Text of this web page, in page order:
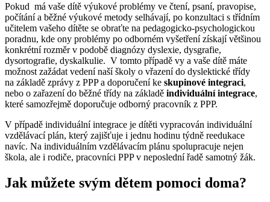
Pokud má vaše dítě výukové problémy ve čtení, psaní, pravopise,
počítání a běžné výukové metody selhávají, po konzultaci s třídním
učitelem vašeho dítěte se obraťte na pedagogicko-psychologickou
poradnu, kde ony problémy po odborném vyšetření získají většinou
konkrétní rozměr v podobě diagnózy dyslexie, dysgrafie,
dysortografie, dyskalkulie. V tomto případě vy a vaše dítě máte
možnost zažádat vedení naší školy o vřazení do dyslektické třídy
na základě zprávy z PPP a doporučení ke skupinové integraci,
nebo o zařazení do běžné třídy na základě individuální integrace,
které samozřejmě doporučuje odborný pracovník z PPP.
V případě individuální integrace je dítěti vypracován individuální
vzdělávací plán, který zajišťuje i jednu hodinu týdně reedukace
navíc. Na individuálním vzdělávacím plánu spolupracuje nejen
škola, ale i rodiče, pracovníci PPP v neposlední řadě samotný žák.
Jak můžete svým dětem pomoci doma?